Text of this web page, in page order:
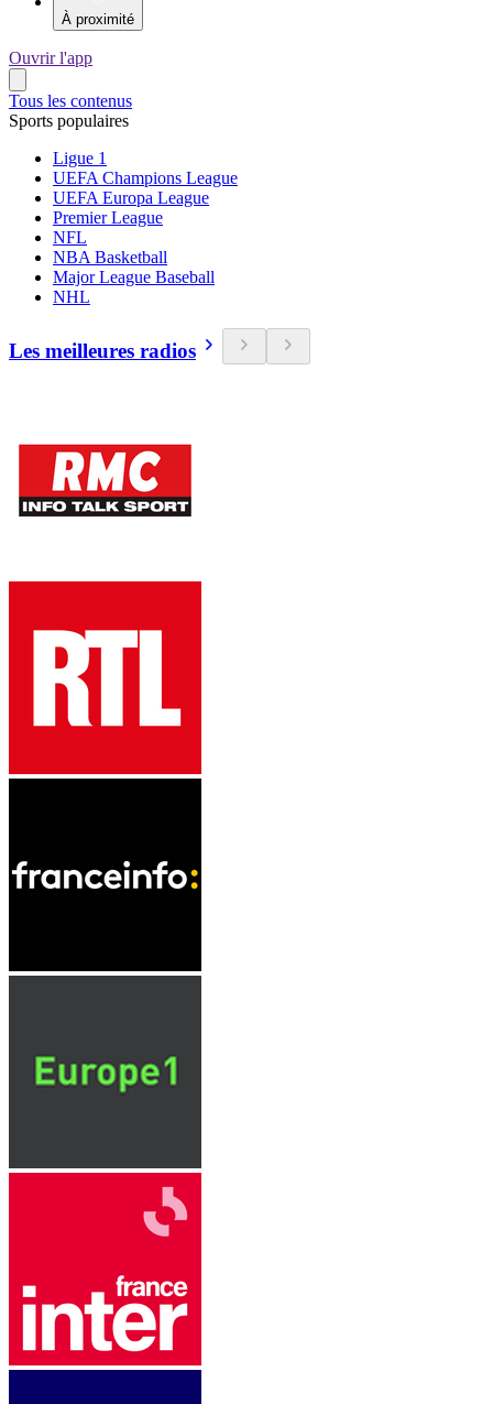
À proximité
Ouvrir l'app
Tous les contenus
Sports populaires
Ligue 1
UEFA Champions League
UEFA Europa League
Premier League
NFL
NBA Basketball
Major League Baseball
NHL
Les meilleures radios